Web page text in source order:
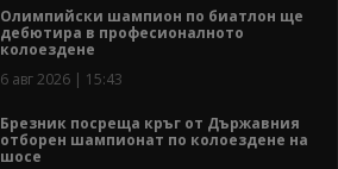
Олимпийски шампион по биатлон ще
дебютира в професионалното
колоездене
6 авг 2026 | 15:43
Брезник посреща кръг от Държавния
отборен шампионат по колоездене на
шосе